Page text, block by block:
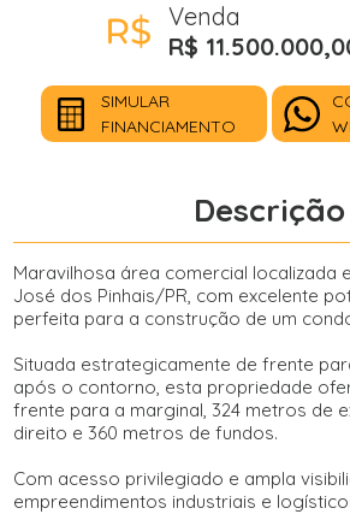
Venda
R$
SIMULAR
FINANCIAMENTO
Descrição
Maravilhosa área comercial localizada
José dos Pinhais/PR, com excelente
perfeita para a construção de um
Situada estrategicamente de frente
após o contorno, esta propriedade
frente para a marginal, 324 metros de
direito e 360 metros de fundos.
Com acesso privilegiado e ampla
empreendimentos industriais e